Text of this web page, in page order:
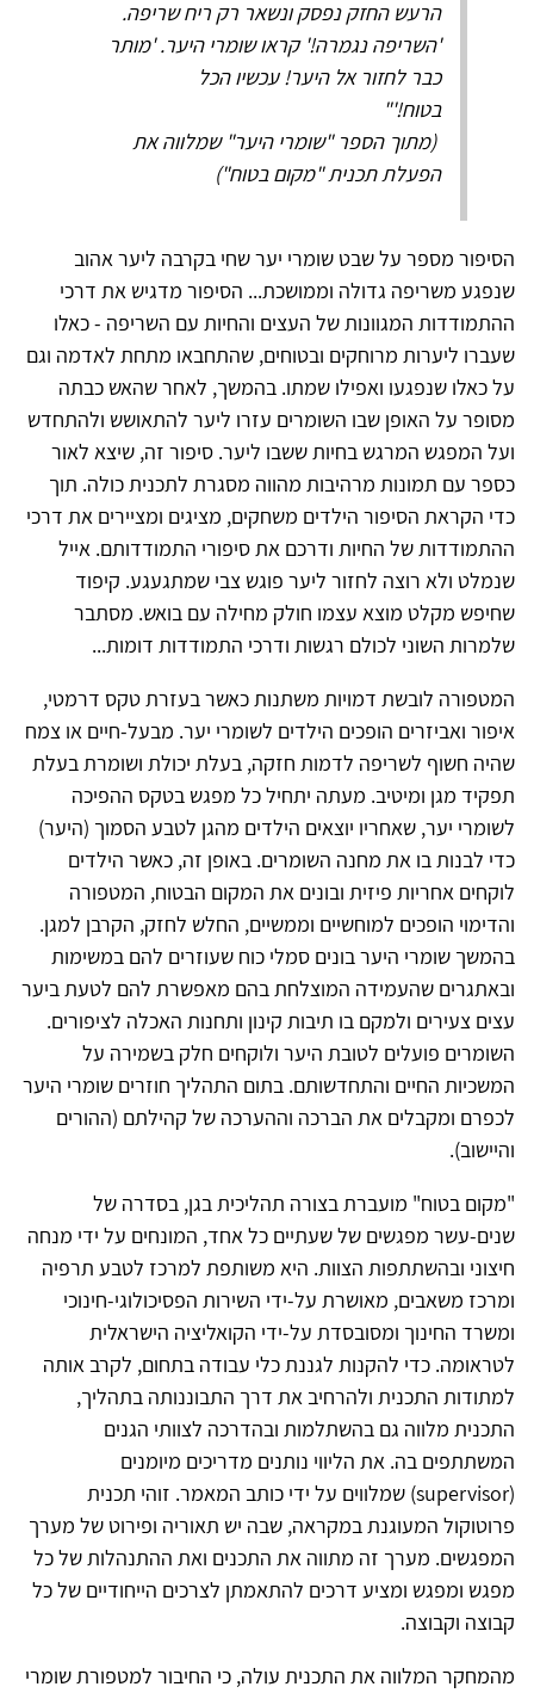
הרעש החזק נפסק ונשאר רק ריח שריפה.
'השריפה נגמרה!' קראו שומרי היער. 'מותר
כבר לחזור אל היער! עכשיו הכל
בטוח!'"
​​​​​​​ (מתוך הספר "שומרי היער" שמלווה את
הפעלת תכנית "מקום בטוח")
הסיפור מספר על שבט שומרי יער שחי בקרבה ליער אהוב
שנפגע משריפה גדולה וממושכת... הסיפור מדגיש את דרכי
ההתמודדות המגוונות של העצים והחיות עם השריפה - כאלו
שעברו ליערות מרוחקים ובטוחים, שהתחבאו מתחת לאדמה וגם
על כאלו שנפגעו ואפילו שמתו. בהמשך, לאחר שהאש כבתה
מסופר על האופן שבו השומרים עזרו ליער להתאושש ולהתחדש
ועל המפגש המרגש בחיות ששבו ליער. סיפור זה, שיצא לאור
כספר עם תמונות מרהיבות מהווה מסגרת לתכנית כולה. תוך
כדי הקראת הסיפור הילדים משחקים, מציגים ומציירים את דרכי
ההתמודדות של החיות ודרכם את סיפורי התמודדותם. אייל
שנמלט ולא רוצה לחזור ליער פוגש צבי שמתגעגע. קיפוד
שחיפש מקלט מוצא עצמו חולק מחילה עם בואש. מסתבר
שלמרות השוני לכולם רגשות ודרכי התמודדות דומות...
המטפורה לובשת דמויות משתנות כאשר בעזרת טקס דרמטי,
איפור ואביזרים הופכים הילדים לשומרי יער. מבעל-חיים או צמח
שהיה חשוף לשריפה לדמות חזקה, בעלת יכולת ושומרת בעלת
תפקיד מגן ומיטיב. מעתה יתחיל כל מפגש בטקס ההפיכה
לשומרי יער, שאחריו יוצאים הילדים מהגן לטבע הסמוך (היער)
כדי לבנות בו את מחנה השומרים. באופן זה, כאשר הילדים
לוקחים אחריות פיזית ובונים את המקום הבטוח, המטפורה
והדימוי הופכים למוחשיים וממשיים, החלש לחזק, הקרבן למגן.
בהמשך שומרי היער בונים סמלי כוח שעוזרים להם במשימות
ובאתגרים שהעמידה המוצלחת בהם מאפשרת להם לטעת ביער
עצים צעירים ולמקם בו תיבות קינון ותחנות האכלה לציפורים.
השומרים פועלים לטובת היער ולוקחים חלק בשמירה על
המשכיות החיים והתחדשותם. בתום התהליך חוזרים שומרי היער
לכפרם ומקבלים את הברכה וההערכה של קהילתם (ההורים
והיישוב).
"מקום בטוח" מועברת בצורה תהליכית בגן, בסדרה של
שנים-עשר מפגשים של שעתיים כל אחד, המונחים על ידי מנחה
חיצוני ובהשתתפות הצוות. היא משותפת למרכז לטבע תרפיה
ומרכז משאבים, מאושרת על-ידי השירות הפסיכולוגי-חינוכי
ומשרד החינוך ומסובסדת על-ידי הקואליציה הישראלית
לטראומה. כדי להקנות לגננת כלי עבודה בתחום, לקרב אותה
למתודות התכנית ולהרחיב את דרך התבוננותה בתהליך,
התכנית מלווה גם בהשתלמות ובהדרכה לצוותי הגנים
המשתתפים בה. את הליווי נותנים מדריכים מיומנים
(supervisor) שמלווים על ידי כותב המאמר. זוהי תכנית
פרוטוקול המעוגנת במקראה, שבה יש תאוריה ופירוט של מערך
המפגשים. מערך זה מתווה את התכנים ואת ההתנהלות של כל
מפגש ומפגש ומציע דרכים להתאמתן לצרכים הייחודיים של כל
קבוצה וקבוצה.
מהמחקר המלווה את התכנית עולה, כי החיבור למטפורת שומרי